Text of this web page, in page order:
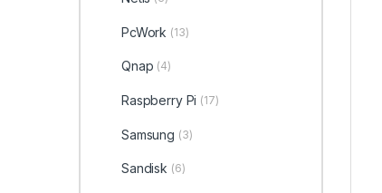
PcWork (13)
Qnap (4)
Raspberry Pi (17)
Samsung (3)
Sandisk (6)